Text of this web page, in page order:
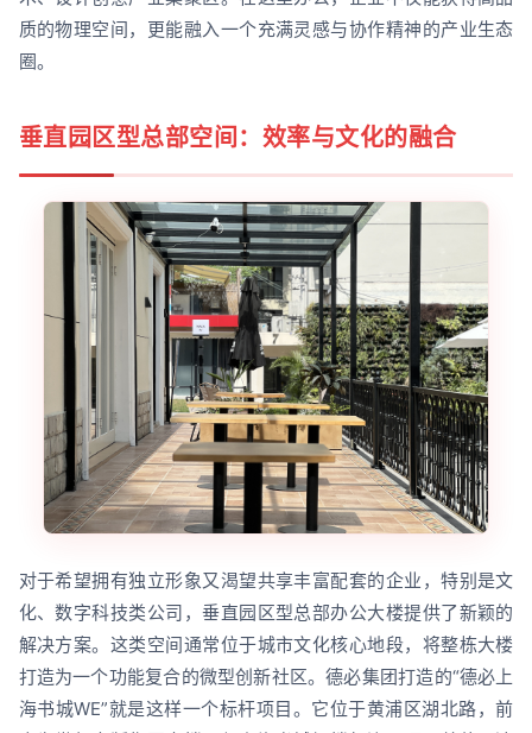
质的物理空间，更能融入一个充满灵感与协作精神的产业生态
圈。
垂直园区型总部空间：效率与文化的融合
对于希望拥有独立形象又渴望共享丰富配套的企业，特别是文
化、数字科技类公司，垂直园区型总部办公大楼提供了新颖的
解决方案。这类空间通常位于城市文化核心地段，将整栋大楼
打造为一个功能复合的微型创新社区。德必集团打造的“德必上
海书城WE”就是这样一个标杆项目。它位于黄浦区湖北路，前